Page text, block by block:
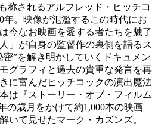
称されるアルフレッド・ヒッチコ
年。映像が氾濫するこの時代にお
今なお映画を愛する者たちを魅了
」が自身の監督作の裏側を語るス
”を解き明かしていくドキュメン
グラフィと過去の貴重な発言を再
に富んだヒッチコックの演出魔法
は『ストーリー・オブ・フィルム
の歳月をかけて約1,000本の映画
いて見せたマーク・カズンズ。